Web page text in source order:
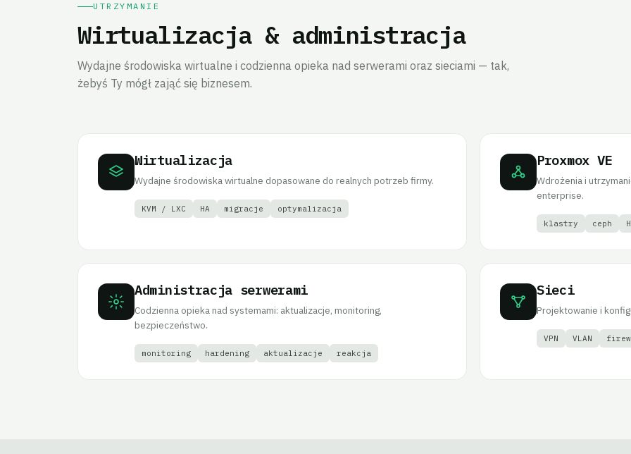
UTRZYMANIE
Wirtualizacja & administracja
Wydajne środowiska wirtualne i codzienna opieka nad serwerami oraz sieciami — tak,
żebyś Ty mógł zająć się biznesem.
Wirtualizacja
Wydajne środowiska wirtualne dopasowane do realnych potrzeb firmy.
KVM / LXC HA migracje optymalizacja
Proxmox VE
Wdrożenia i
enterprise.
klastry ceph
Administracja serwerami
Codzienna opieka nad systemami: aktualizacje, monitoring,
bezpieczeństwo.
monitoring hardening aktualizacje reakcja
Sieci
Projektowanie i
VPN VLAN